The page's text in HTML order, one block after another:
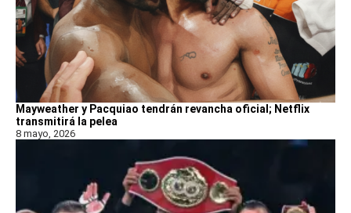
Mayweather y Pacquiao tendrán revancha oficial; Netflix
transmitirá la pelea
8 mayo, 2026